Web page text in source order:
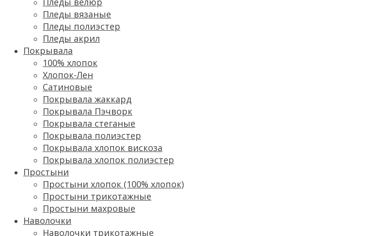
Пледы вязаные
Пледы полиэстер
Пледы акрил
Покрывала
100% хлопок
Хлопок-Лен
Сатиновые
Покрывала жаккард
Покрывала Пэчворк
Покрывала стеганые
Покрывала полиэстер
Покрывала хлопок вискоза
Покрывала хлопок полиэстер
Простыни
Простыни хлопок (100% хлопок)
Простыни трикотажные
Простыни махровые
Наволочки
Наволочки трикотажные